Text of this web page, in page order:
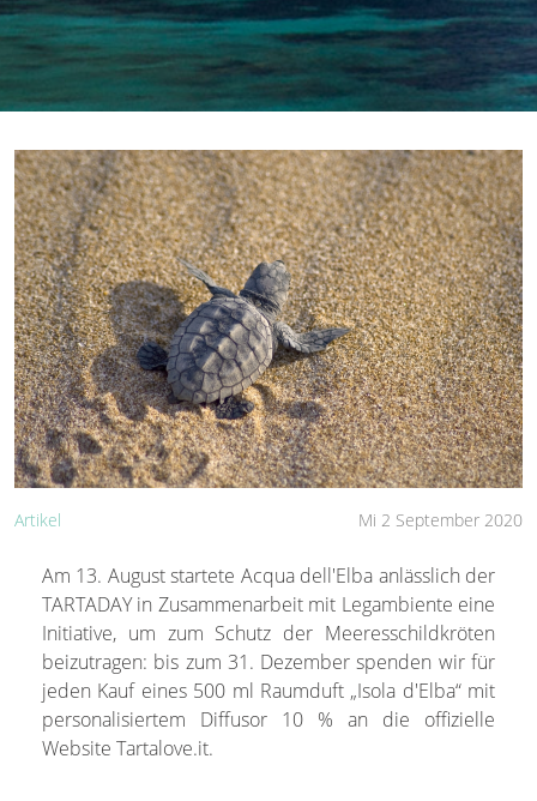
Mi 2 September 2020
Artikel
Am 13. August startete Acqua dell'Elba anlässlich der
TARTADAY in Zusammenarbeit mit Legambiente eine
Initiative, um zum Schutz der Meeresschildkröten
beizutragen: bis zum 31. Dezember spenden wir für
jeden Kauf eines 500 ml Raumduft „Isola d'Elba“ mit
personalisiertem Diffusor 10 % an die offizielle
Website Tartalove.it.